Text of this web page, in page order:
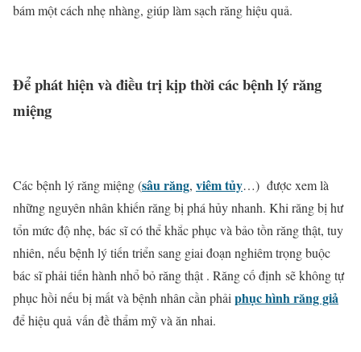
bám một cách nhẹ nhàng, giúp làm sạch răng hiệu quả.
Để phát hiện và điều trị kịp thời các bệnh lý răng
miệng
Các bệnh lý răng miệng (sâu răng, viêm tủy…) được xem là
những nguyên nhân khiến răng bị phá hủy nhanh. Khi răng bị hư
tổn mức độ nhẹ, bác sĩ có thể khắc phục và bảo tồn răng thật, tuy
nhiên, nếu bệnh lý tiến triển sang giai đoạn nghiêm trọng buộc
bác sĩ phải tiến hành nhổ bỏ răng thật . Răng cố định sẽ không tự
phục hồi nếu bị mất và bệnh nhân cần phải phục hình răng giả
để hiệu quả vấn đề thẩm mỹ và ăn nhai.